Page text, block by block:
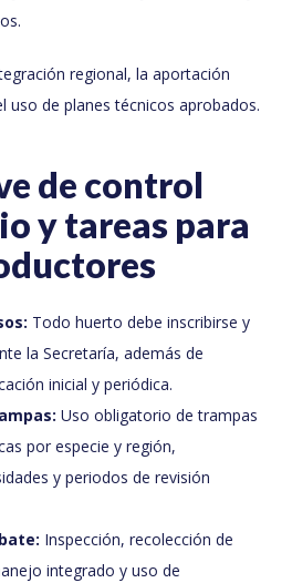
regional, la aportación
uso de planes técnicos aprobados.
de control
y tareas para
Todo huerto debe inscribirse y
la Secretaría, además de
inicial y periódica.
Uso obligatorio de trampas
por especie y región,
y periodos de revisión
Inspección, recolección de
integrado y uso de